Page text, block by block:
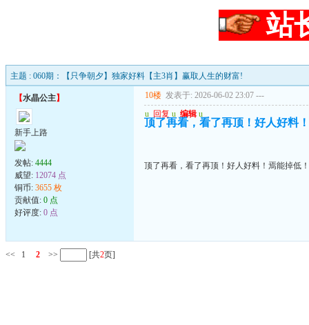
站
主题 : 060期：【只争朝夕】独家好料【主3肖】赢取人生的财富!
【水晶公主】
新手上路
发帖: 4444
威望: 12074 点
铜币: 3655 枚
贡献值: 0 点
好评度: 0 点
10楼 发表于: 2026-06-02 23:07 ---
u 回复 u 编辑 u
顶了再看，看了再顶！好人好料
顶了再看，看了再顶！好人好料！焉能掉低！
<< 1 2 >> [共2页]